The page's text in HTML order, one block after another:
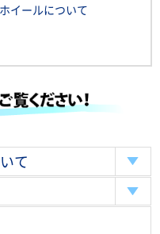
ホイールについて
て